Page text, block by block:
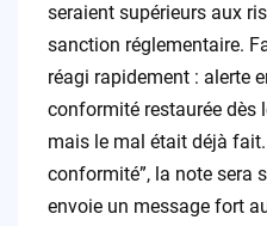
seraient supérieurs aux
sanction réglementaire.
réagi rapidement : alerte
conformité restaurée dès
mais le mal était déjà
conformité”, la note sera
envoie un message fort